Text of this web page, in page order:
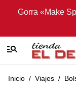
Gorra «Make
Inicio / Viajes /